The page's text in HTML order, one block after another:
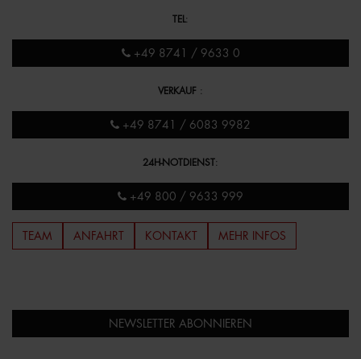
TEL :
+49 8741 / 9633 0
VERKAUF :
+49 8741 / 6083 9982
24H-NOTDIENST:
+49 800 / 9633 999
TEAM ANFAHRT KONTAKT MEHR INFOS
NEWSLETTER ABONNIEREN